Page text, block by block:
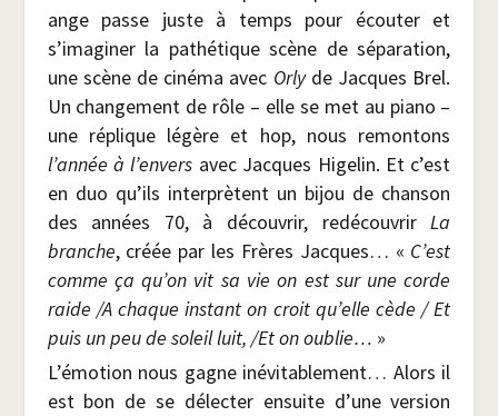
ange passe juste à temps pour écou­ter et
s’imaginer la pathé­tique scène de sépa­ra­tion,
une scène de ciné­ma avec Orly de Jacques Brel.
Un chan­ge­ment de rôle – elle se met au pia­no –
une réplique légère et hop, nous remon­tons
l’année à l’envers avec Jacques Hige­lin. Et c’est
en duo qu’ils inter­prètent un bijou de chan­son
des années 70, à décou­vrir, redé­cou­vrirLa
branche, créée par les Frères Jacques… « C’est
comme ça qu’on vit sa vie on est sur une corde
raide /​A chaque ins­tant on croit qu’elle cède / Et
puis un peu de soleil luit, /​Et on oublie… »
L’émotion nous gagne inévi­ta­ble­ment… Alors il
est bon de se délec­ter ensuite d’une ver­sion